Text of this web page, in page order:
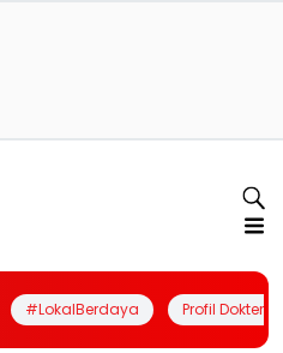
#LokalBerdaya Profil Dokter